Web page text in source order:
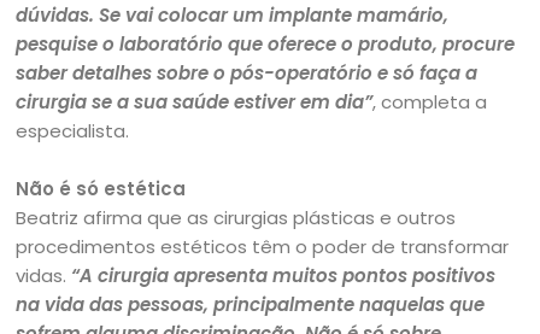
dúvidas. Se vai colocar um implante mamário,
pesquise o laboratório que oferece o produto, procure
saber detalhes sobre o pós-operatório e só faça a
cirurgia se a sua saúde estiver em dia”, completa a
especialista.
Não é só estética
Beatriz afirma que as cirurgias plásticas e outros
procedimentos estéticos têm o poder de transformar
vidas. “A cirurgia apresenta muitos pontos positivos
na vida das pessoas, principalmente naquelas que